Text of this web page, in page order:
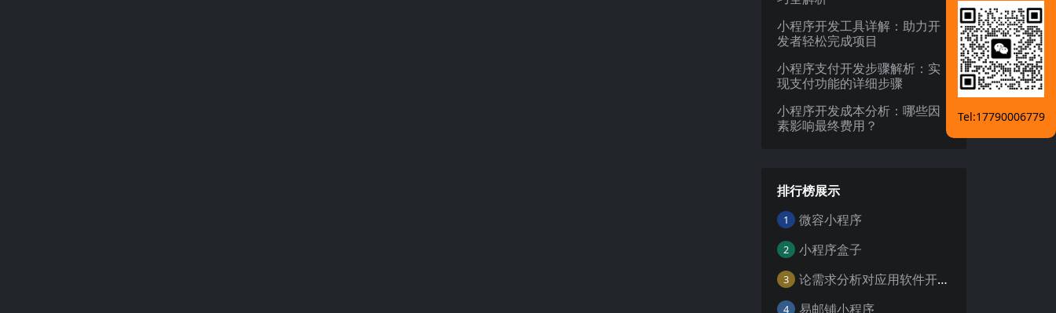
小程序开发工具详解：助力开
发者轻松完成项目
小程序支付开发步骤解析：实
现支付功能的详细步骤
小程序开发成本分析：哪些因
素影响最终费用？
排行榜展示
1 微容小程序
2 小程序盒子
3 论需求分析对应用软件开发的重要性
4 易邮铺小程序
Tel:17790006779